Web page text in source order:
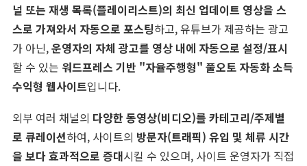
널 또는 재생 목록(플레이리스트)의 최신 업데이트 영상을 스
스로 가져와서 자동으로 포스팅하고, 유튜브가 제공하는 광고
가 아닌,운영자의 자체 광고를 영상 내에 자동으로 설정/표시
할 수 있는 워드프레스 기반 "자율주행형" 풀오토 자동화 소득
수익형 웹사이트입니다.
외부 여러 채널의 다양한 동영상(비디오)를 카테고리/주제별
로 큐레이션하여, 사이트의 방문자(트래픽) 유입 및 체류 시간
을 보다 효과적으로 증대시킬 수 있으며, 사이트 운영자가 직접